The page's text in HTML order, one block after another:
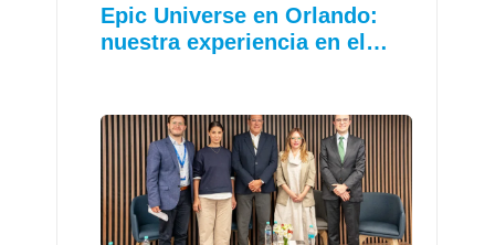
Epic Universe en Orlando:
nuestra experiencia en el…